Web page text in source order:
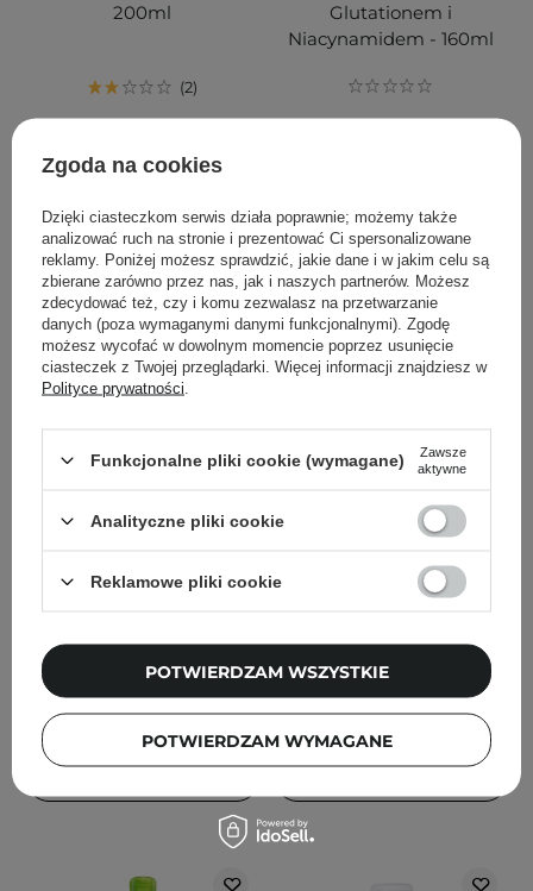
200ml
2
Glutationem i
Niacynamidem - 160ml
Lumene - Nordic Hydra
Veoli Botanica - ALL OF
MICELLAR - Delikatny
Płyn Micelarny do
Każdego Typu Cery -
Zgoda na cookies
Dzięki ciasteczkom serwis działa poprawnie; możemy także
analizować ruch na stronie i prezentować Ci spersonalizowane
reklamy. Poniżej możesz sprawdzić, jakie dane i w jakim celu są
zbierane zarówno przez nas, jak i naszych partnerów. Możesz
zdecydować też, czy i komu zezwalasz na przetwarzanie
danych (poza wymaganymi danymi funkcjonalnymi). Zgodę
możesz wycofać w dowolnym momencie poprzez usunięcie
ciasteczek z Twojej przeglądarki. Więcej informacji znajdziesz w
Polityce prywatności
Funkcjonalne pliki cookie (wymagane)
Zawsze
aktywne
Analityczne pliki cookie
Reklamowe pliki cookie
POTWIERDZAM WYMAGANE
POTWIERDZAM WSZYSTKIE